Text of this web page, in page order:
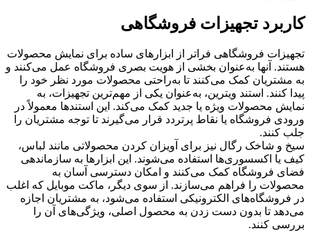
کاربرد تجهیزات فروشگاهی
تجهیزات فروشگاهی فراتر از ابزارهای ساده برای نمایش محصولات
هستند. آنها به‌عنوان بخشی از هویت بصری فروشگاه عمل می‌کنند و
به مشتریان کمک می‌کنند تا به‌راحتی محصولات مورد نظر خود را
پیدا کنند. استند ویترین، به‌عنوان یکی از مهم‌ترین تجهیزات، به
نمایش محصولات ویژه یا جدید کمک می‌کند. این استندها معمولاً در
ورودی فروشگاه یا نقاط پرتردد قرار می‌گیرند تا توجه مشتریان را
جلب کنند.
سیخ و شاخک رگال نیز برای آویزان کردن محصولاتی مانند لباس،
کیف یا اکسسوری‌ها استفاده می‌شوند. این ابزارها به سازماندهی
فضای فروشگاه کمک می‌کنند و امکان دسترسی آسان به
محصولات را فراهم می‌سازند. از سوی دیگر، ماکت موبایل که اغلب
در فروشگاه‌های الکترونیکی استفاده می‌شود، به مشتریان اجازه
می‌دهد تا بدون دست زدن به محصول اصلی، ویژگی‌های آن را
بررسی کنند.